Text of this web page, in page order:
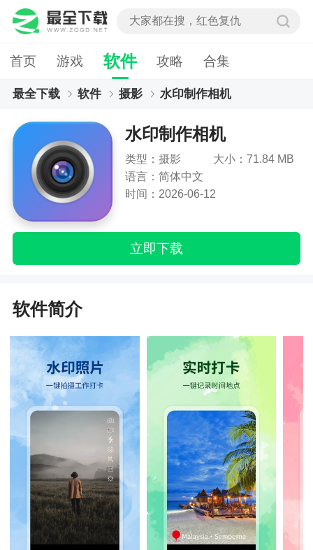
首页 游戏 软件 攻略 合集
最全下载 软件 摄影 水印制作相机
水印制作相机
类型：摄影
大小：71.84 MB
语言：简体中文
时间：2026-06-12
立即下载
软件简介